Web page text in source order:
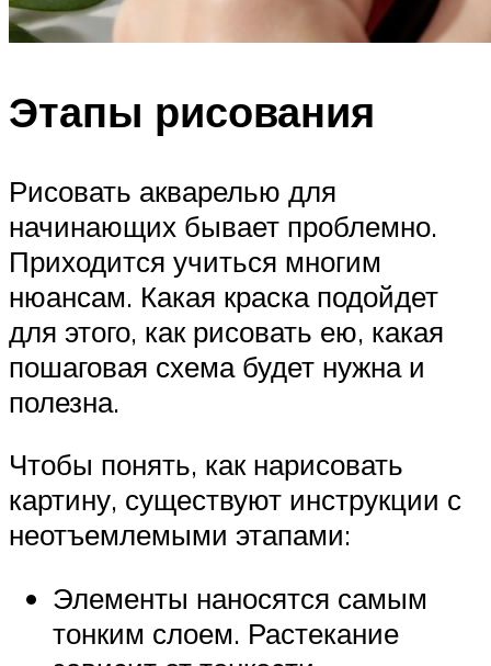
Этапы рисования
Рисовать акварелью для
начинающих бывает проблемно.
Приходится учиться многим
нюансам. Какая краска подойдет
для этого, как рисовать ею, какая
пошаговая схема будет нужна и
полезна.
Чтобы понять, как нарисовать
картину, существуют инструкции с
неотъемлемыми этапами:
Элементы наносятся самым
тонким слоем. Растекание